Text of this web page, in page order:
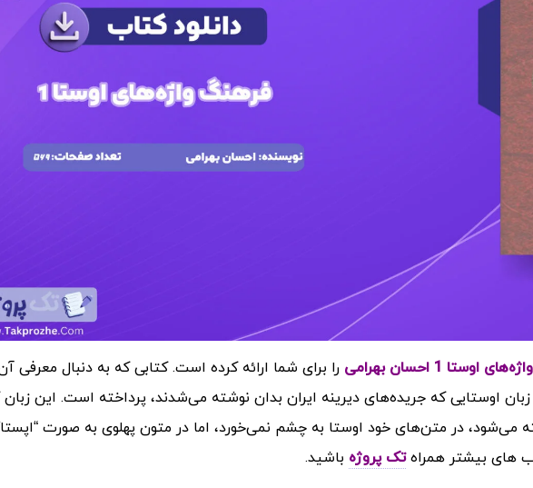
1 احسان بهرامی
را برای شما ارائه کرده است. کتابی که به دنبال معرفی
اوستایی که جریده‌های دیرینه ایران بدان نوشته می‌شدند، پرداخته است. این زبان
می‌شود، در متن‌های خود اوستا به چشم نمی‌خورد، اما در متون پهلوی به صورت
های بیشتر همراهتک پروژه باشید.